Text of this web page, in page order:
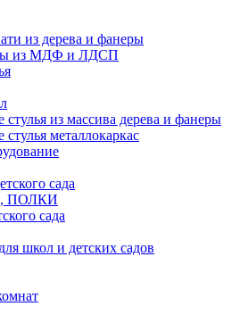
из дерева и фанеры
из МДФ и ЛДСП
стулья из массива дерева и фанеры
стулья металлокаркас
сада
ПОЛКИ
сада
школ и детских садов